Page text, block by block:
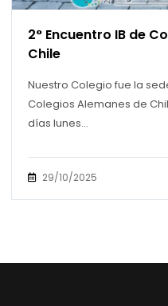
2° Encuentro IB de
Chile
Nuestro Colegio fue la
Colegios Alemanes de
días lunes...
29/10/2025